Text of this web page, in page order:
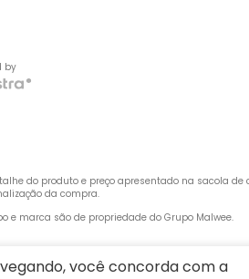
by
do produto e preço apresentado na sacola
da compra.
e marca são de propriedade do Grupo Malwee.
você concorda com a